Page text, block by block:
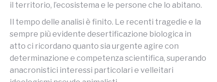
il territorio, l’ecosistema e le persone che lo abitano.
Il tempo delle analisi è finito. Le recenti tragedie e la
sempre più evidente desertificazione biologica in
atto ci ricordano quanto sia urgente agire con
determinazione e competenza scientifica, superando
anacronistici interessi particolari e velleitari